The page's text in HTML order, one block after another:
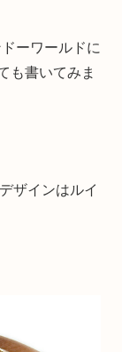
ーワールドに
も書いてみま
ザインはルイ